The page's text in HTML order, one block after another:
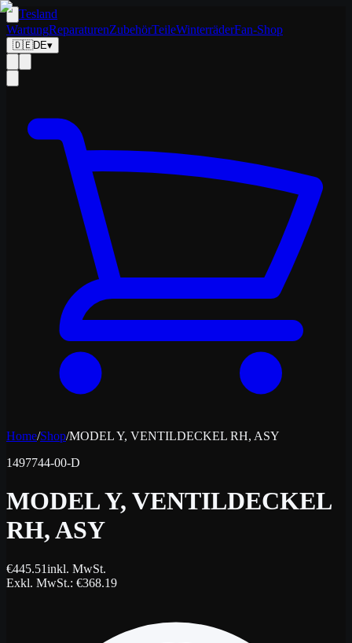
Tesland
WartungReparaturenZubehörTeileWinterräderFan-Shop
🇩🇪DE▾
Home/Shop/MODEL Y, VENTILDECKEL RH, ASY
1497744-00-D
MODEL Y, VENTILDECKEL
RH, ASY
€445.51inkl. MwSt.
Exkl. MwSt.: €368.19